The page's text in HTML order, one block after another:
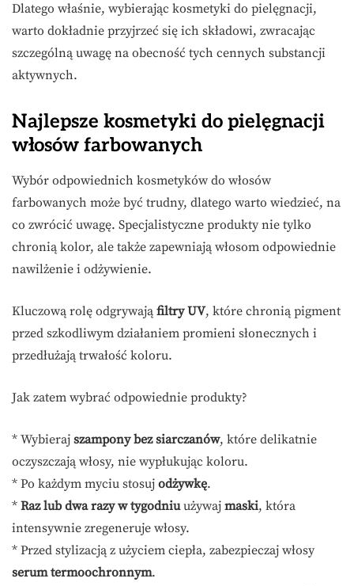
Dlatego właśnie, wybierając kosmetyki do pielęgnacji,
warto dokładnie przyjrzeć się ich składowi, zwracając
szczególną uwagę na obecność tych cennych substancji
aktywnych.
Najlepsze kosmetyki do pielęgnacji
włosów farbowanych
Wybór odpowiednich kosmetyków do włosów
farbowanych może być trudny, dlatego warto wiedzieć, na
co zwrócić uwagę. Specjalistyczne produkty nie tylko
chronią kolor, ale także zapewniają włosom odpowiednie
nawilżenie i odżywienie.
Kluczową rolę odgrywają filtry UV, które chronią pigment
przed szkodliwym działaniem promieni słonecznych i
przedłużają trwałość koloru.
Jak zatem wybrać odpowiednie produkty?
* Wybieraj szampony bez siarczanów, które delikatnie
oczyszczają włosy, nie wypłukując koloru.
* Po każdym myciu stosuj odżywkę.
* Raz lub dwa razy w tygodniuużywaj maski, która
intensywnie zregeneruje włosy.
* Przed stylizacją z użyciem ciepła, zabezpieczaj włosy
serum termoochronnym.